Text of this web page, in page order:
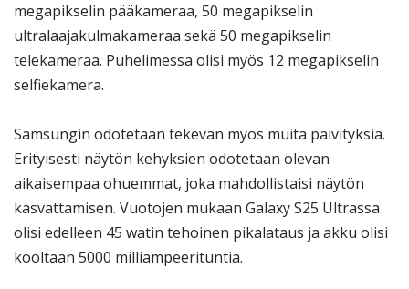
megapikselin pääkameraa, 50 megapikselin
ultralaajakulmakameraa sekä 50 megapikselin
telekameraa. Puhelimessa olisi myös 12 megapikselin
selfiekamera.
Samsungin odotetaan tekevän myös muita päivityksiä.
Erityisesti näytön kehyksien odotetaan olevan
aikaisempaa ohuemmat, joka mahdollistaisi näytön
kasvattamisen. Vuotojen mukaan Galaxy S25 Ultrassa
olisi edelleen 45 watin tehoinen pikalataus ja akku olisi
kooltaan 5000 milliampeerituntia.